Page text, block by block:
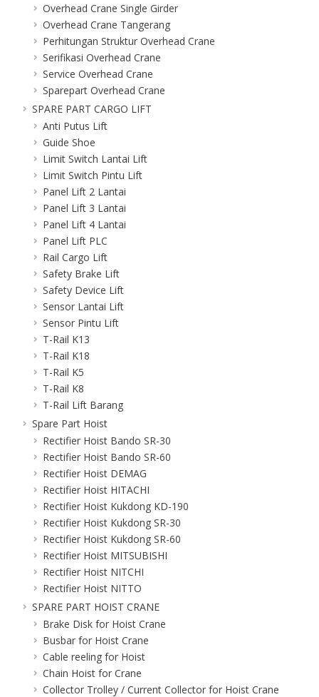
Overhead Crane Single Girder
Overhead Crane Tangerang
Perhitungan Struktur Overhead Crane
Serifikasi Overhead Crane
Service Overhead Crane
Sparepart Overhead Crane
SPARE PART CARGO LIFT
Anti Putus Lift
Guide Shoe
Limit Switch Lantai Lift
Limit Switch Pintu Lift
Panel Lift 2 Lantai
Panel Lift 3 Lantai
Panel Lift 4 Lantai
Panel Lift PLC
Rail Cargo Lift
Safety Brake Lift
Safety Device Lift
Sensor Lantai Lift
Sensor Pintu Lift
T-Rail K13
T-Rail K18
T-Rail K5
T-Rail K8
T-Rail Lift Barang
Spare Part Hoist
Rectifier Hoist Bando SR-30
Rectifier Hoist Bando SR-60
Rectifier Hoist DEMAG
Rectifier Hoist HITACHI
Rectifier Hoist Kukdong KD-190
Rectifier Hoist Kukdong SR-30
Rectifier Hoist Kukdong SR-60
Rectifier Hoist MITSUBISHI
Rectifier Hoist NITCHI
Rectifier Hoist NITTO
SPARE PART HOIST CRANE
Brake Disk for Hoist Crane
Busbar for Hoist Crane
Cable reeling for Hoist
Chain Hoist for Crane
Collector Trolley / Current Collector for Hoist Crane